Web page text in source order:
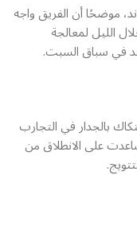
موضحًا أن الفريق واجه
الليل لمعالجة
في سباق السبت.
بالجدار في التجارب
على الانطلاق من